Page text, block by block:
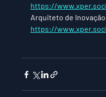
https://
Arquiteto de
https://